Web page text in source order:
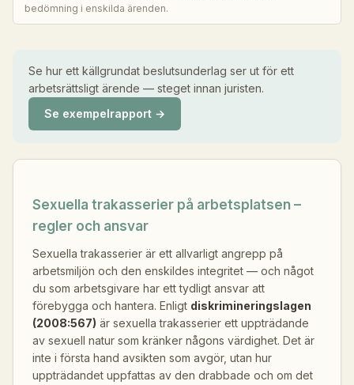
bedömning i enskilda ärenden.
Se hur ett källgrundat beslutsunderlag ser ut för ett
arbetsrättsligt ärende — steget innan juristen.
Se exempelrapport →
Sexuella trakasserier på arbetsplatsen –
regler och ansvar
Sexuella trakasserier är ett allvarligt angrepp på
arbetsmiljön och den enskildes integritet — och något
du som arbetsgivare har ett tydligt ansvar att
förebygga och hantera. Enligt diskrimineringslagen
(2008:567) är sexuella trakasserier ett uppträdande
av sexuell natur som kränker någons värdighet. Det är
inte i första hand avsikten som avgör, utan hur
uppträdandet uppfattas av den drabbade och om det